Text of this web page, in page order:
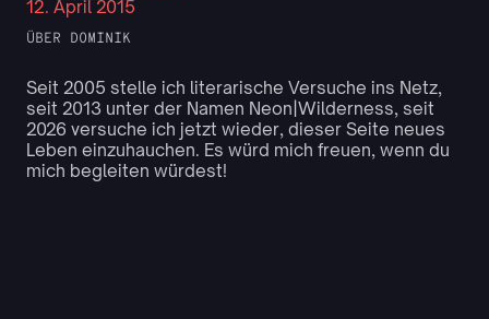
12. April 2015
ÜBER DOMINIK
Seit 2005 stelle ich literarische Versuche ins Netz,
seit 2013 unter der Namen Neon|Wilderness, seit
2026 versuche ich jetzt wieder, dieser Seite neues
Leben einzuhauchen. Es würd mich freuen, wenn du
mich begleiten würdest!